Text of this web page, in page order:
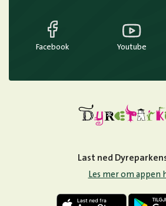
Facebook Youtube
Last ned
Les mer om appen